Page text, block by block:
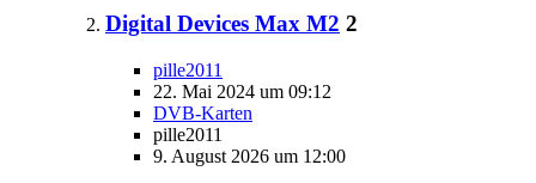
Digital Devices Max M2 2
pille2011
22. Mai 2024 um 09:12
DVB-Karten
pille2011
9. August 2026 um 12:00